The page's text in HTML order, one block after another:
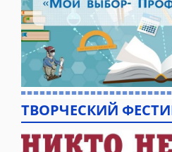
ТВОРЧЕСКИЙ